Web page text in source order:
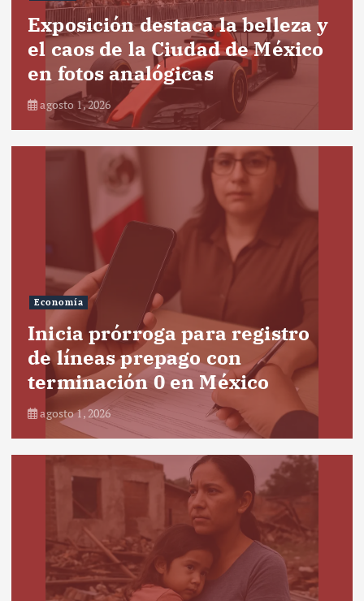
Exposición destaca la belleza y
el caos de la Ciudad de México
en fotos analógicas
agosto 1, 2026
Economía
Inicia prórroga para registro
de líneas prepago con
terminación 0 en México
agosto 1, 2026